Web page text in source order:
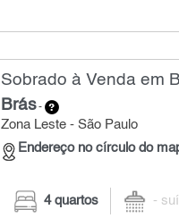
Sobrado à Venda em
Brás-
Zona Leste - São Paulo
Endereço no círculo do
4 quartos -